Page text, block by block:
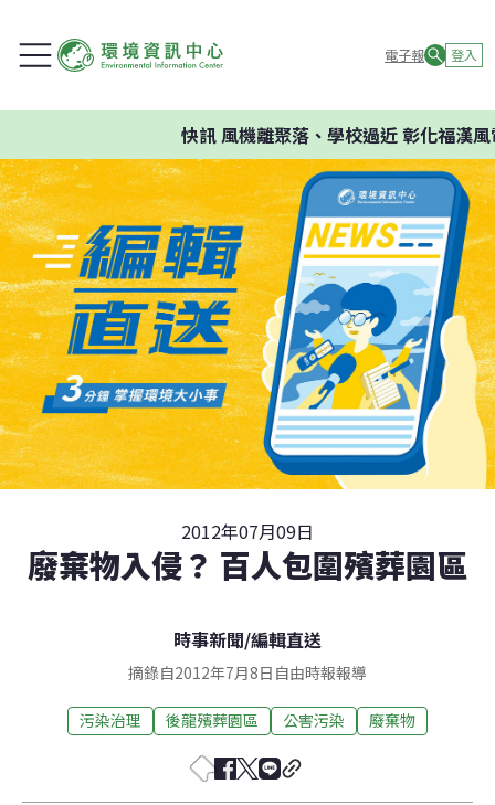
電子報 登入
快訊風機離聚落、學校過近 彰化福漢風
2012年07月09日
廢棄物入侵？ 百人包圍殯葬園區
時事新聞/編輯直送
摘錄自2012年7月8日自由時報報導
污染治理 後龍殯葬園區 公害污染 廢棄物